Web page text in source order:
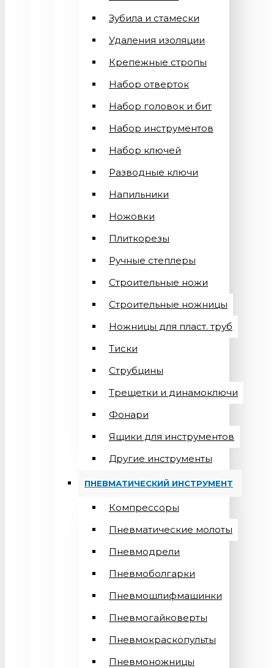
Зубила и стамески
Удаления изоляции
Крепежные стропы
Набор отверток
Набор головок и бит
Набор инструментов
Набор ключей
Разводные ключи
Напильники
Ножовки
Плиткорезы
Ручные степлеры
Строительные ножи
Строительные ножницы
Ножницы для пласт. труб
Тиски
Струбцины
Трещетки и динамоключи
Фонари
Ящики для инструментов
Другие инструменты
ПНЕВМАТИЧЕСКИЙ ИНСТРУМЕНТ
Компрессоры
Пневматические молоты
Пневмодрели
Пневмоболгарки
Пневмошлифмашинки
Пневмогайковерты
Пневмокраскопульты
Пневмоножницы